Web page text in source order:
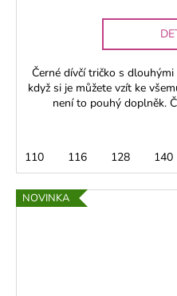
Černé dívčí tričko s
když si je můžete vzít ke
není to pouhý doplněk.
110 116 128 140
NOVINKA